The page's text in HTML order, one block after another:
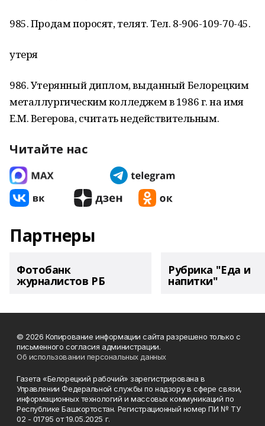
985. Продам поросят, телят. Тел. 8-906-109-70-45.
утеря
986. Утерянный диплом, выданный Белорецким
металлургическим колледжем в 1986 г. на имя
Е.М. Вегерова, считать недействительным.
Читайте нас
Партнеры
Фотобанк
журналистов РБ
Рубрика "Еда и
напитки"
© 2026 Копирование информации сайта разрешено только с
письменного согласия администрации.
Об использовании персональных данных
Газета «Белорецкий рабочий» зарегистрирована в
Управлении Федеральной службы по надзору в сфере связи,
информационных технологий и массовых коммуникаций по
Республике Башкортостан. Регистрационный номер ПИ № ТУ
02 - 01795 от 19.05.2025 г.